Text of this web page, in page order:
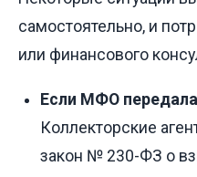
самостоятельно, и
или финансового
Если МФО
Коллекторские
закон № 230-ФЗ о